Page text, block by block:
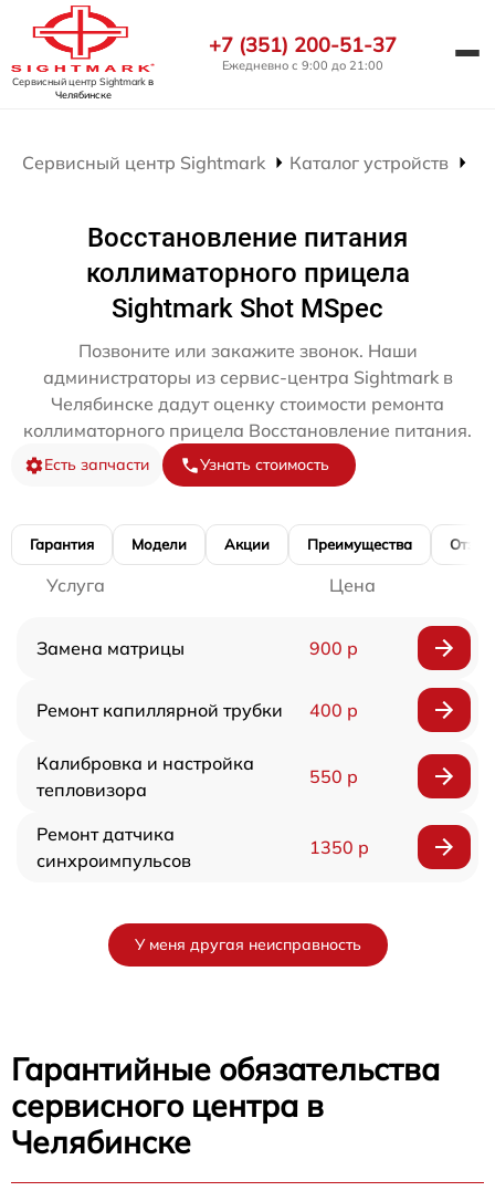
Сервисный центр Sightmarkв
Челябинске
+7 (351) 200-51-37
Ежедневно с 9:00 до 21:00
Сервисный центр Sightmark Каталог устройств
Восстановление питания
коллиматорного прицела
Sightmark Shot MSpec
Позвоните или закажите звонок. Наши
администраторы из сервис-центра Sightmark в
Челябинске дадут оценку стоимости ремонта
коллиматорного прицела Восстановление питания.
Есть запчасти Узнать стоимость
Гарантия Модели Акции Преимущества
Услуга Цена
Замена матрицы 900 р
Ремонт капиллярной трубки 400 р
Калибровка и настройка
тепловизора
550 р
Ремонт датчика
синхроимпульсов
1350 р
У меня другая неисправность
Гарантийные обязательства
сервисного центра в
Челябинске